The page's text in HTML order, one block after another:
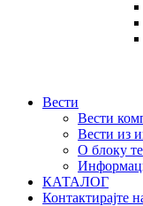
Вести
Вести
Вести из
О блоку
КАТАЛОГ
Контактирајте